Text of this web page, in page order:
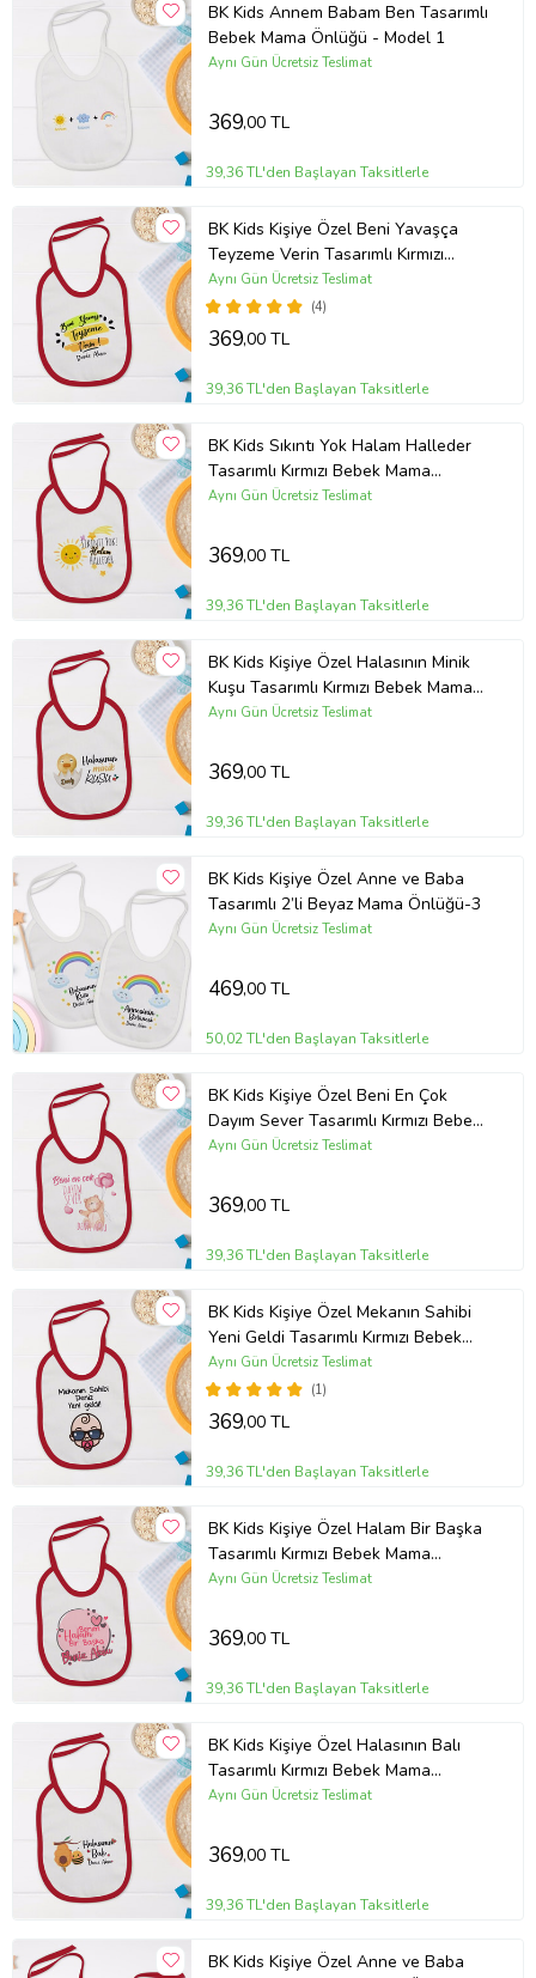
BK Kids Annem Babam Ben Tasarımlı
Bebek Mama Önlüğü - Model 1
Aynı Gün Ücretsiz Teslimat
369,00 TL
39,36 TL'den Başlayan Taksitlerle
BK Kids Kişiye Özel Beni Yavaşça
Teyzeme Verin Tasarımlı Kırmızı
Bebek Mama Önlüğü-1
(4)
Aynı Gün Ücretsiz Teslimat
369,00 TL
39,36 TL'den Başlayan Taksitlerle
BK Kids Sıkıntı Yok Halam Halleder
Tasarımlı Kırmızı Bebek Mama
Önlüğü-1
Aynı Gün Ücretsiz Teslimat
369,00 TL
39,36 TL'den Başlayan Taksitlerle
BK Kids Kişiye Özel Halasının Minik
Kuşu Tasarımlı Kırmızı Bebek Mama
Önlüğü-1
Aynı Gün Ücretsiz Teslimat
369,00 TL
39,36 TL'den Başlayan Taksitlerle
BK Kids Kişiye Özel Anne ve Baba
Tasarımlı 2’li Beyaz Mama Önlüğü-3
Aynı Gün Ücretsiz Teslimat
469,00 TL
50,02 TL'den Başlayan Taksitlerle
BK Kids Kişiye Özel Beni En Çok
Dayım Sever Tasarımlı Kırmızı Bebek
Mama Önlüğü-1
Aynı Gün Ücretsiz Teslimat
369,00 TL
39,36 TL'den Başlayan Taksitlerle
BK Kids Kişiye Özel Mekanın Sahibi
Yeni Geldi Tasarımlı Kırmızı Bebek
Mama Önlüğü-1
(1)
Aynı Gün Ücretsiz Teslimat
369,00 TL
39,36 TL'den Başlayan Taksitlerle
BK Kids Kişiye Özel Halam Bir Başka
Tasarımlı Kırmızı Bebek Mama
Önlüğü-2
Aynı Gün Ücretsiz Teslimat
369,00 TL
39,36 TL'den Başlayan Taksitlerle
BK Kids Kişiye Özel Halasının Balı
Tasarımlı Kırmızı Bebek Mama
Önlüğü-1
Aynı Gün Ücretsiz Teslimat
369,00 TL
39,36 TL'den Başlayan Taksitlerle
BK Kids Kişiye Özel Anne ve Baba